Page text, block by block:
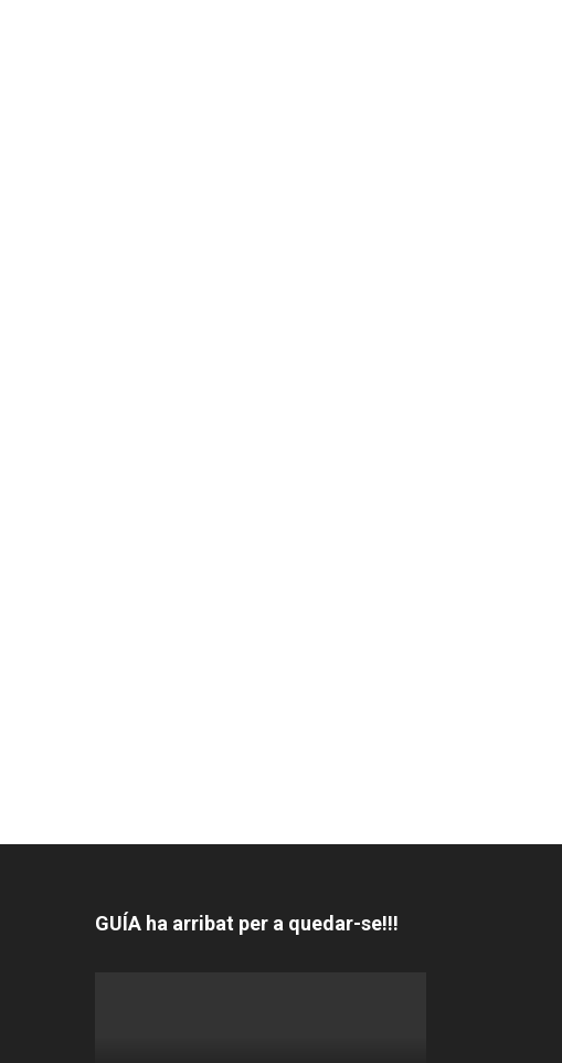
GUÍA ha arribat per a quedar-se!!!